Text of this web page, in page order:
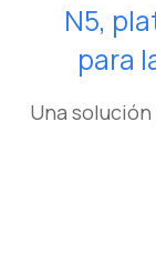
N5,
para
Una